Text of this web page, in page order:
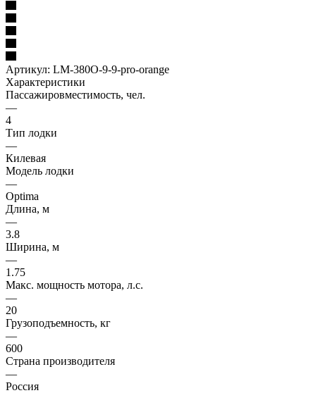
Артикул: LM-380O-9-9-pro-orange
Характеристики
Пассажировместимость, чел.
—
4
Тип лодки
—
Килевая
Модель лодки
—
Optima
Длина, м
—
3.8
Ширина, м
—
1.75
Макс. мощность мотора, л.с.
—
20
Грузоподъемность, кг
—
600
Страна производителя
—
Россия